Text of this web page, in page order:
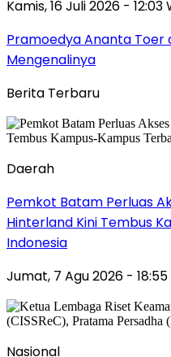
Kamis, 16 Juli 2026 - 12:03
Pramoedya Ananta Toer
Mengenalinya
Berita Terbaru
Daerah
Pemkot Batam Perluas
Hinterland Kini Tembus
Indonesia
Jumat, 7 Agu 2026 - 18:55
Nasional